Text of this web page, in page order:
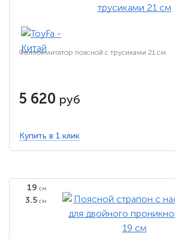
Фаллоимитатор поясной с трусиками 21 см
5 620 руб
Купить в 1 клик
19 см
3.5 см